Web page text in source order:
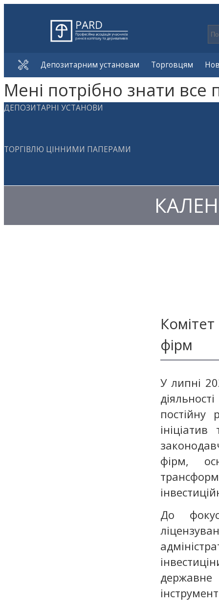
Депозитарним установам Торговцям
Мені потрібно знати все
ДЕПОЗИТАРНІ УСТАНОВИ
ТОРГІВЛЮ ЦІННИМИ ПАПЕРАМИ
фірм
У липні
постійну
фірм,
До
державне